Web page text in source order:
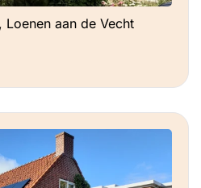
Loenen aan de Vecht